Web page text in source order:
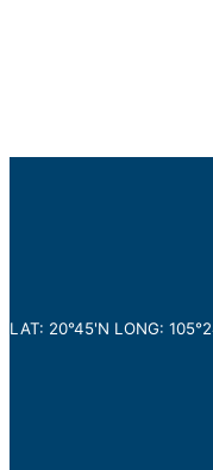
LAT: 20°45'N LONG: